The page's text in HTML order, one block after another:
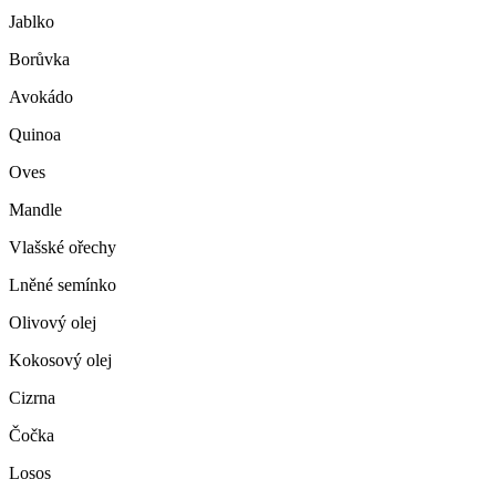
Jablko
Borůvka
Avokádo
Quinoa
Oves
Mandle
Vlašské ořechy
Lněné semínko
Olivový olej
Kokosový olej
Cizrna
Čočka
Losos